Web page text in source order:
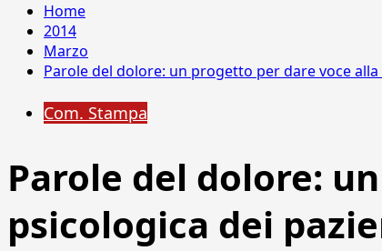
Home
2014
Marzo
Parole del dolore: un progetto per dare voce
Com. Stampa
Parole del dolore:
psicologica dei